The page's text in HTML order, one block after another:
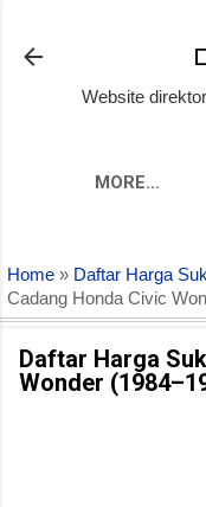
Website
MORE…
Home » Daftar Harga
Cadang Honda Civic
Daftar Harga
Wonder